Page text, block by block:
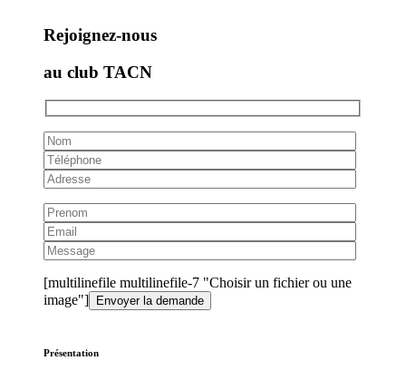
Rejoignez-nous
au club TACN
[multilinefile multilinefile-7 "Choisir un fichier ou une
image"]
Présentation